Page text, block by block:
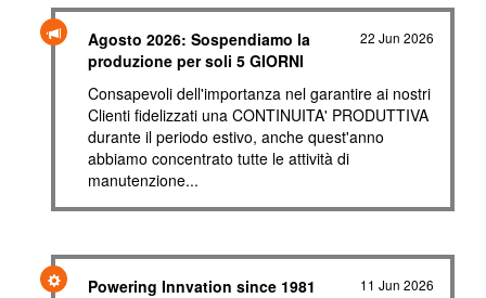
22 Jun 2026
Agosto 2026: Sospendiamo la
produzione per soli 5 GIORNI
Consapevoli dell'importanza nel garantire ai nostri
Clienti fidelizzati una CONTINUITA' PRODUTTIVA
durante il periodo estivo, anche quest'anno
abbiamo concentrato tutte le attività di
manutenzione...
11 Jun 2026
Powering Innvation since 1981